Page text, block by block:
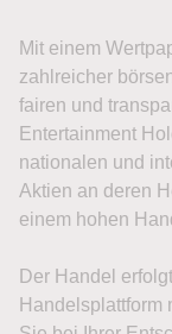
Mit einem
zahlreicher
fairen und
Entertainment
nationalen und
Aktien an deren
einem hohen
Der Handel
Handelsplattform